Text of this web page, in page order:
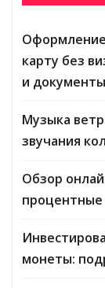
Оформление
карту без
и документы
Музыка
звучания
Обзор
процентные
монеты: